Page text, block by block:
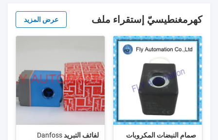
كهرمغنطيسيّ إستقراء ملف عرض المزيد
صمام النبضات المكروبات
لفائف التبريد Danfoss